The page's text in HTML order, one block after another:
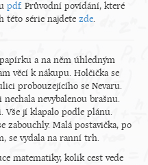
pdf. Průvodní povídání, které
této série najdete zde.
a na něm úhledným
věcí k nákupu. Holčička se
probouzejícího se Nevaru.
nevybalenou brašnu.
Vše jí klapalo podle plánu.
zabouchly. Malá postavička, po
se vydala na ranní trh.
matematiky, kolik cest vede